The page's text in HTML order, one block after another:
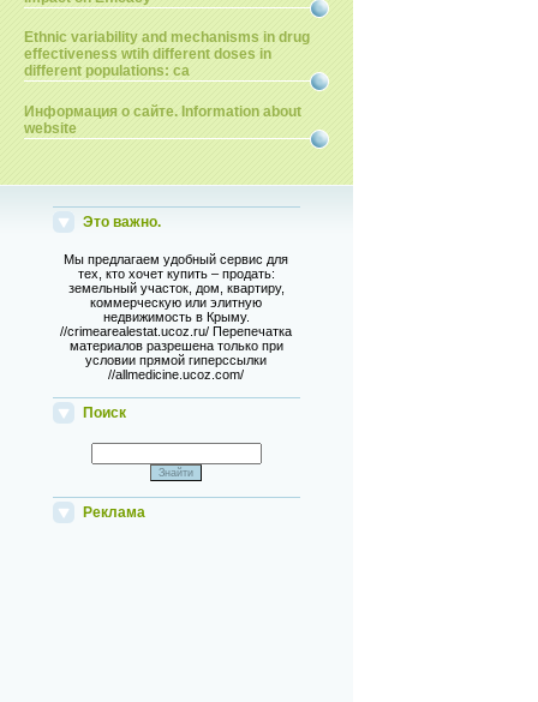
Ethnic variability and mechanisms in drug
effectiveness wtih different doses in
different populations: ca
Информация о сайте. Information about
website
Это важно.
Мы предлагаем удобный сервис для
тех, кто хочет купить – продать:
земельный участок, дом, квартиру,
коммерческую или элитную
недвижимость в Крыму.
//crimearealestat.ucoz.ru/ Перепечатка
материалов разрешена только при
условии прямой гиперссылки
//allmedicine.ucoz.com/
Поиск
Реклама